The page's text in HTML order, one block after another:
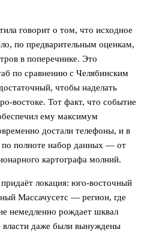
говорит о том, что исходное
по предварительным оценкам,
в поперечнике. Это
по сравнению с Челябинским
чтобы наделать
востоке. Тот факт, что событие
ему максимум
достали телефоны, и в
по полноте набор данных — от
картографа молний.
локация: юго-восточный
Массачусетс — регион, где
немедленно рождает шквал
власти даже были вынуждены